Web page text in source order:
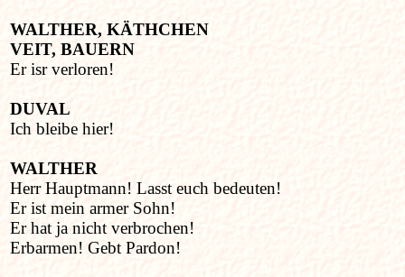
WALTHER, KÄTHCHEN
VEIT, BAUERN
Er isr verloren!
DUVAL
Ich bleibe hier!
WALTHER
Herr Hauptmann! Lasst euch bedeuten!
Er ist mein armer Sohn!
Er hat ja nicht verbrochen!
Erbarmen! Gebt Pardon!